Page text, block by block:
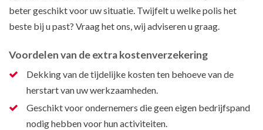
beter geschikt voor uw situatie. Twijfelt u welke polis het
beste bij u past? Vraag het ons, wij adviseren u graag.
Voordelen van de extra kostenverzekering
Dekking van de tijdelijke kosten ten behoeve van de
herstart van uw werkzaamheden.
Geschikt voor ondernemers die geen eigen bedrijfspand
nodig hebben voor hun activiteiten.